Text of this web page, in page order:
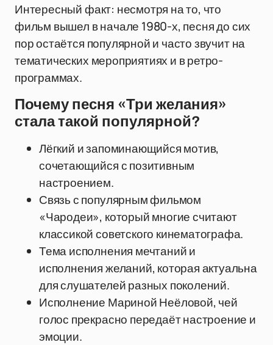
Интересный факт: несмотря на то, что
фильм вышел в начале 1980-х, песня до сих
пор остаётся популярной и часто звучит на
тематических мероприятиях и в ретро-
программах.
Почему песня «Три желания»
стала такой популярной?
Лёгкий и запоминающийся мотив,
сочетающийся с позитивным
настроением.
Связь с популярным фильмом
«Чародеи», который многие считают
классикой советского кинематографа.
Тема исполнения мечтаний и
исполнения желаний, которая актуальна
для слушателей разных поколений.
Исполнение Мариной Неёловой, чей
голос прекрасно передаёт настроение и
эмоции.